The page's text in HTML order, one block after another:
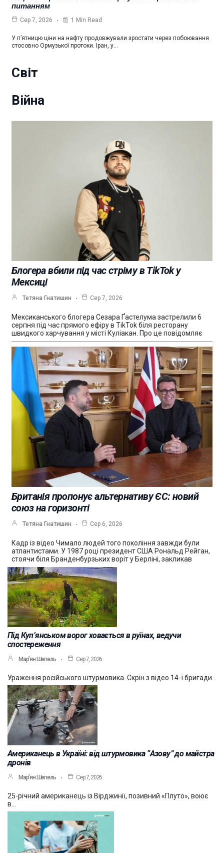
питанням
Сер 7, 2026 1 Min Read
У п’ятницю ціни на нафту продовжували зростати через побоювання
стосовно Ормузької протоки. Іран, у…
Світ
Війна
Блогера вбили під час стріму в TikTok у
Мексиці
Тетяна Гнатишин Сер 7, 2026
Мексиканського блогера Сезара Ґастелума застрелили 6
серпня під час прямого ефіру в TikTok біля ресторану
швидкого харчування у місті Куліакан. Про це повідомляє
Британія пропонує альтернативу ЄС: новий
союз на горизонті
Тетяна Гнатишин Сер 6, 2026
Кадр із відео Чимало людей того покоління завжди були
атлантистами. У 1987 році президент США Рональд Рейган,
стоячи біля Бранденбурзьких воріт у Берліні, закликав
Під Куп’янськом ворог ховається в руїнах, ведучи
спостереження
Мар’ян Шепель Сер 7, 2026
Ураження російського штурмовика. Скрін з відео 14-ї бригади…
Американець в Україні: від штурмовика “Азову” до майстра
дронів
Мар’ян Шепель Сер 7, 2026
25-річний американець із Вірджинії, позивний «Плуто», воює
в…